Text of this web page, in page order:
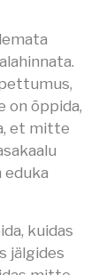
on õppida,
et mitte
eduka
kuidas
jälgides